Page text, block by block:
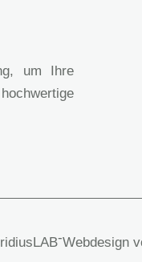
um Ihre
-Webdesign